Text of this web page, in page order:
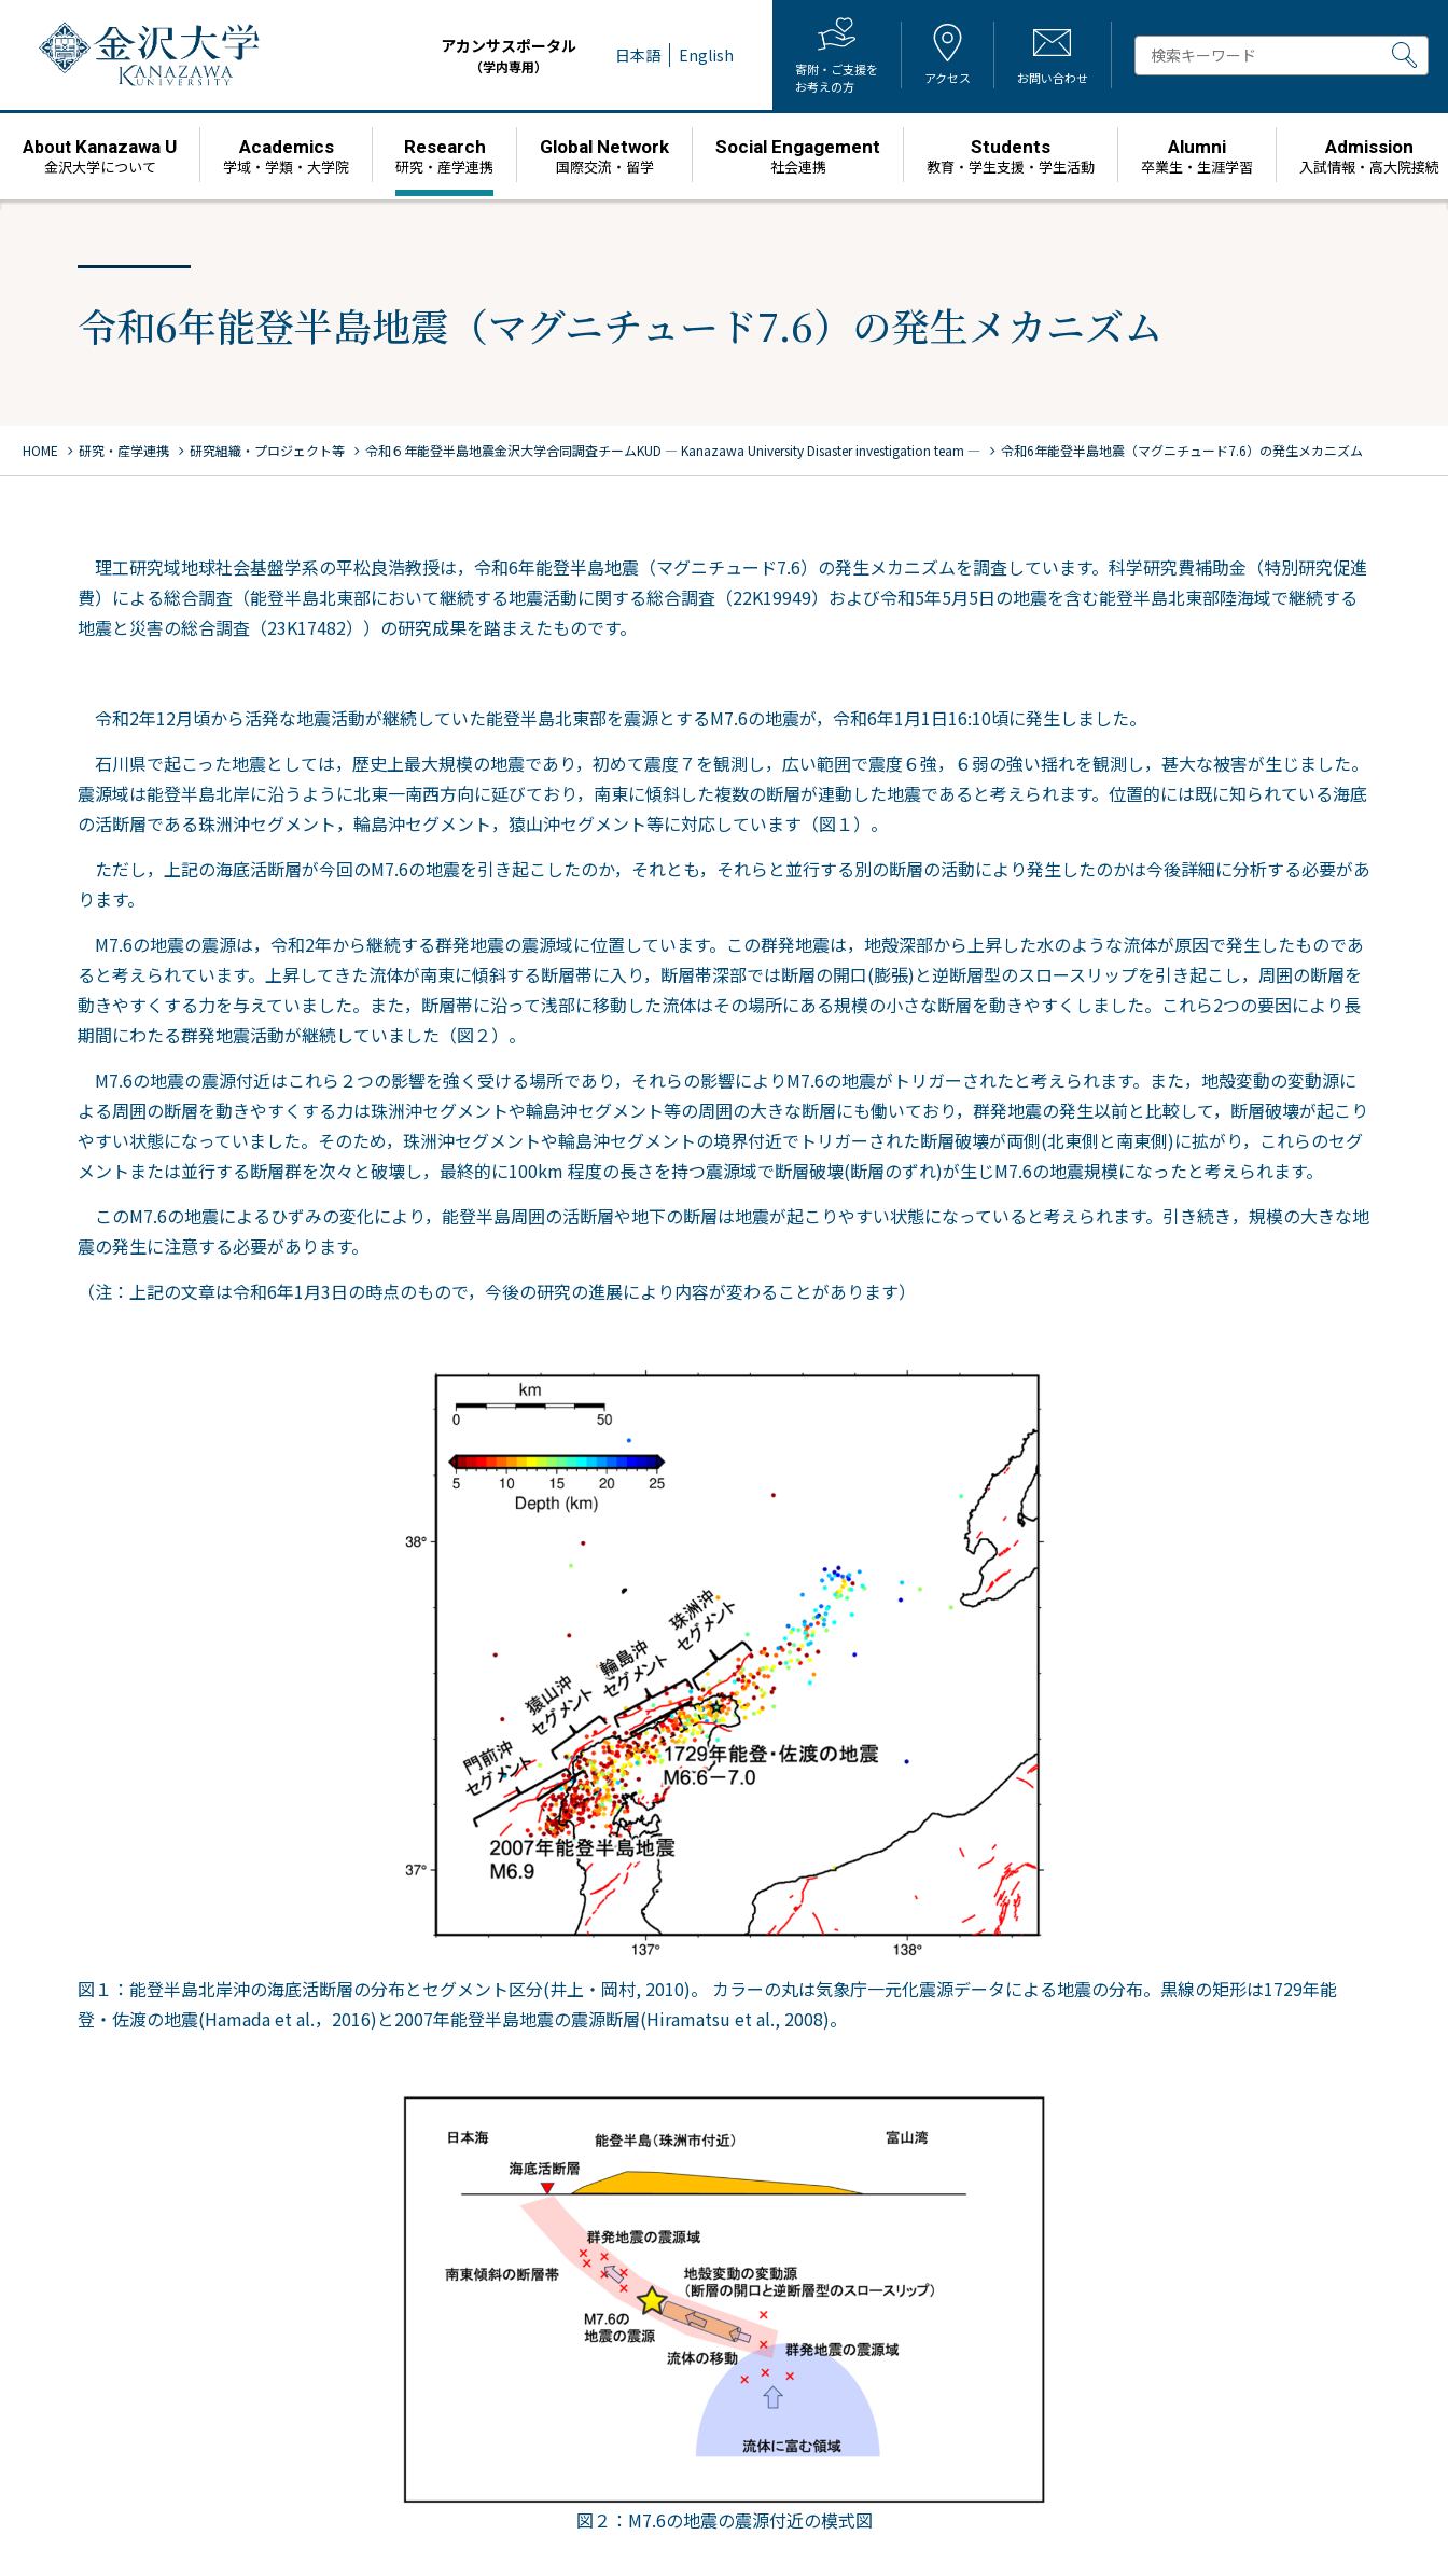
アカンサスポータル
（学内専用） 日本語 English
寄附・ご支援を
お考えの方
アクセス お問い合わせ
About Kanazawa U
金沢大学について
Academics
学域・学類・大学院
Research
研究・産学連携
Global Network
国際交流・留学
Social Engagement
社会連携
Students
教育・学生支援・学生活動
Alumni
卒業生・生涯学習
Admission
⼊試情報・高大院接続
令和6年能登半島地震（マグニチュード7.6）の発生メカニズム
HOME chevron_right 研究・産学連携 chevron_right 研究組織・プロジェクト等 chevron_right 令和６年能登半島地震金沢大学合同調査チームKUD ― Kanazawa University Disaster investigation team ― chevron_right 令和6年能登半島地震（マグニチュード7.6）の発生メカニズム
理工研究域地球社会基盤学系の平松良浩教授は，令和6年能登半島地震（マグニチュード7.6）の発生メカニズムを調査しています。科学研究費補助金（特別研究促進
費）による総合調査（能登半島北東部において継続する地震活動に関する総合調査（22K19949）および令和5年5月5日の地震を含む能登半島北東部陸海域で継続する
地震と災害の総合調査（23K17482））の研究成果を踏まえたものです。
令和2年12月頃から活発な地震活動が継続していた能登半島北東部を震源とするM7.6の地震が，令和6年1月1日16:10頃に発生しました。
石川県で起こった地震としては，歴史上最大規模の地震であり，初めて震度７を観測し，広い範囲で震度６強，６弱の強い揺れを観測し，甚大な被害が生じました。
震源域は能登半島北岸に沿うように北東一南西方向に延びており，南東に傾斜した複数の断層が連動した地震であると考えられます。位置的には既に知られている海底
の活断層である珠洲沖セグメント，輪島沖セグメント，猿山沖セグメント等に対応しています（図１）。
ただし，上記の海底活断層が今回のM7.6の地震を引き起こしたのか，それとも，それらと並行する別の断層の活動により発生したのかは今後詳細に分析する必要があ
ります。
M7.6の地震の震源は，令和2年から継続する群発地震の震源域に位置しています。この群発地震は，地殻深部から上昇した水のような流体が原因で発生したものであ
ると考えられています。上昇してきた流体が南東に傾斜する断層帯に入り，断層帯深部では断層の開口(膨張)と逆断層型のスロースリップを引き起こし，周囲の断層を
動きやすくする力を与えていました。また，断層帯に沿って浅部に移動した流体はその場所にある規模の小さな断層を動きやすくしました。これら2つの要因により長
期間にわたる群発地震活動が継続していました（図２）。
M7.6の地震の震源付近はこれら２つの影響を強く受ける場所であり，それらの影響によりM7.6の地震がトリガーされたと考えられます。また，地殻変動の変動源に
よる周囲の断層を動きやすくする力は珠洲沖セグメントや輪島沖セグメント等の周囲の大きな断層にも働いており，群発地震の発生以前と比較して，断層破壊が起こり
やすい状態になっていました。そのため，珠洲沖セグメントや輪島沖セグメントの境界付近でトリガーされた断層破壊が両側(北東側と南東側)に拡がり，これらのセグ
メントまたは並行する断層群を次々と破壊し，最終的に100km 程度の長さを持つ震源域で断層破壊(断層のずれ)が生じM7.6の地震規模になったと考えられます。
このM7.6の地震によるひずみの変化により，能登半島周囲の活断層や地下の断層は地震が起こりやすい状態になっていると考えられます。引き続き，規模の大きな地
震の発生に注意する必要があります。
（注：上記の文章は令和6年1月3日の時点のもので，今後の研究の進展により内容が変わることがあります）
図１：能登半島北岸沖の海底活断層の分布とセグメント区分(井上・岡村, 2010)。 カラーの丸は気象庁一元化震源データによる地震の分布。黒線の矩形は1729年能
登・佐渡の地震(Hamada et al.， 2016)と2007年能登半島地震の震源断層(Hiramatsu et al., 2008)。
図２：M7.6の地震の震源付近の模式図